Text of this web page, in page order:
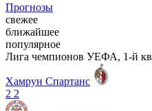
Прогнозы
свежее
ближайшее
популярное
Лига чемпионов УЕФА, 1-й
Хамрун Спартанс
2 2